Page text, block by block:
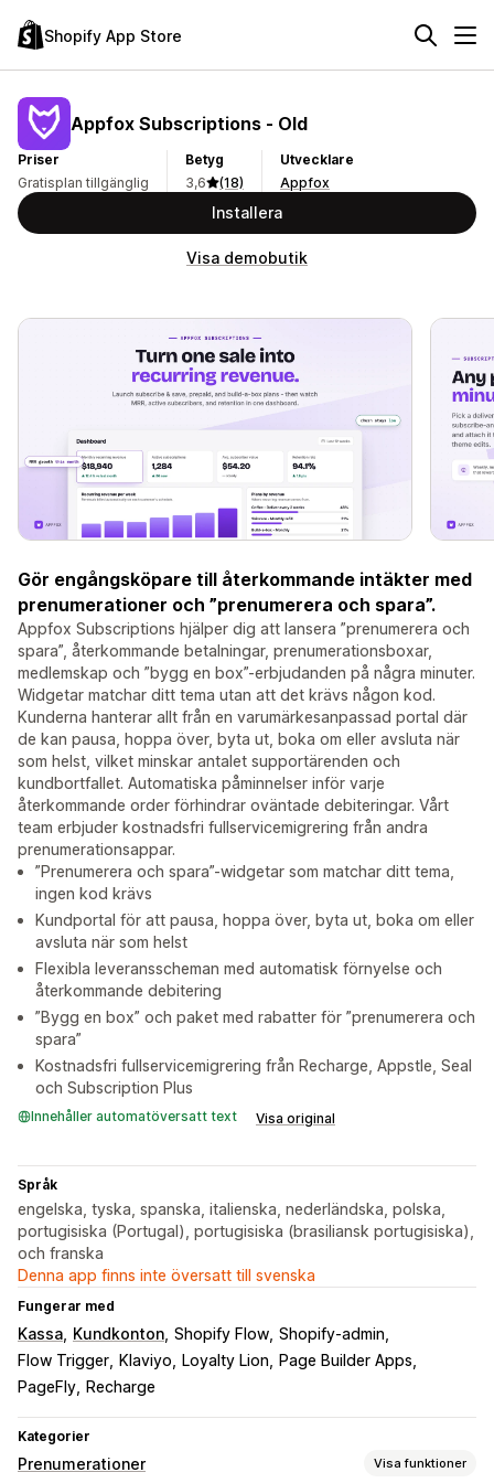
Shopify App Store
Appfox Subscriptions ‑ Old
Priser
Gratisplan tillgänglig
Betyg
3,6
(18)
Utvecklare
Appfox
Installera
Visa demobutik
Gör engångsköpare till återkommande intäkter med
prenumerationer och ”prenumerera och spara”.
Appfox Subscriptions hjälper dig att lansera ”prenumerera och
spara”, återkommande betalningar, prenumerationsboxar,
medlemskap och ”bygg en box”-erbjudanden på några minuter.
Widgetar matchar ditt tema utan att det krävs någon kod.
Kunderna hanterar allt från en varumärkesanpassad portal där
de kan pausa, hoppa över, byta ut, boka om eller avsluta när
som helst, vilket minskar antalet supportärenden och
kundbortfallet. Automatiska påminnelser inför varje
återkommande order förhindrar oväntade debiteringar. Vårt
team erbjuder kostnadsfri fullservicemigrering från andra
prenumerationsappar.
”Prenumerera och spara”-widgetar som matchar ditt tema,
ingen kod krävs
Kundportal för att pausa, hoppa över, byta ut, boka om eller
avsluta när som helst
Flexibla leveransscheman med automatisk förnyelse och
återkommande debitering
”Bygg en box” och paket med rabatter för ”prenumerera och
spara”
Kostnadsfri fullservicemigrering från Recharge, Appstle, Seal
och Subscription Plus
Innehåller automatöversatt text Visa original
Språk
engelska, tyska, spanska, italienska, nederländska, polska,
portugisiska (Portugal), portugisiska (brasiliansk portugisiska),
och franska
Denna app finns inte översatt till svenska
Fungerar med
Kassa Kundkonton Shopify Flow Shopify-admin
Flow Trigger
Klaviyo Loyalty Lion
Page Builder Apps
PageFly
Recharge
Kategorier
Prenumerationer Visa funktioner